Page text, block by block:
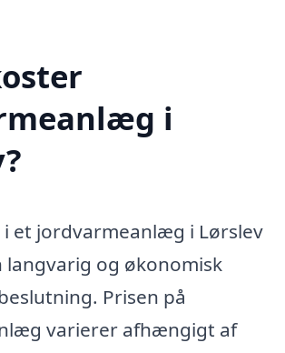
i
et jordvarmeanlæg i Lørslev
og økonomisk
Prisen på
varierer afhængigt af